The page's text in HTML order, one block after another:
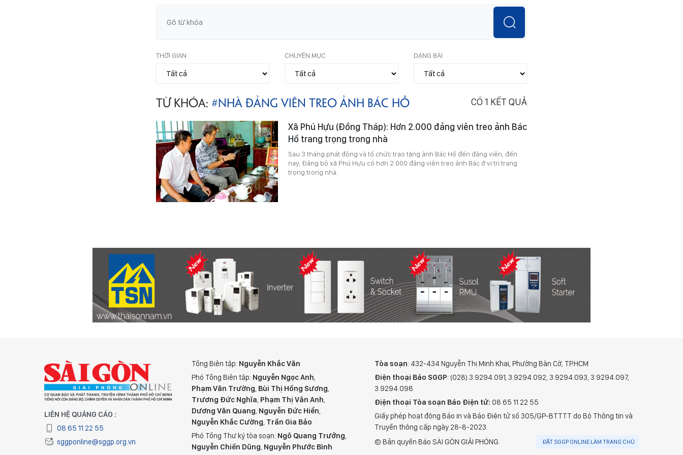
THỜI GIAN CHUYÊN MỤC DẠNG BÀI
TỪ KHÓA: #NHÀ ĐẢNG VIÊN TREO ẢNH BÁC HỒ CÓ 1 KẾT QUẢ
Xã Phú Hựu (Đồng Tháp): Hơn 2.000 đảng viên treo ảnh Bác
Hồ trang trọng trong nhà
Sau 3 tháng phát động và tổ chức trao tặng ảnh Bác Hồ đến đảng viên, đến
nay, Đảng bộ xã Phú Hựu có hơn 2.000 đảng viên treo ảnh Bác ở vị trí trang
trọng trong nhà.
LIÊN HỆ QUẢNG CÁO :
08 65 11 22 55
sggponline@sggp.org.vn
Tổng Biên tập: Nguyễn Khắc Văn
Phó Tổng Biên tập: Nguyễn Ngọc Anh,
Phạm Văn Trường, Bùi Thị Hồng Sương,
Trương Đức Nghĩa, Phạm Thị Vân Anh,
Dương Văn Quang, Nguyễn Đức Hiển,
Nguyễn Khắc Cường, Trần Gia Bảo
Phó Tổng Thư ký tòa soạn: Ngô Quang Trưởng,
Nguyễn Chiến Dũng, Nguyễn Phước Bình
Tòa soạn: 432-434 Nguyễn Thị Minh Khai, Phường Bàn Cờ, TP.HCM
Điện thoại Báo SGGP: (028) 3.9294.091, 3.9294.092, 3.9294.093, 3.9294.097,
3.9294.098
Điện thoại Tòa soạn Báo Điện tử: 08 65 11 22 55
Giấy phép hoạt động Báo in và Báo Điện tử số 305/GP-BTTTT do Bộ Thông tin và
Truyền thông cấp ngày 28-8-2023.
© Bản quyền Báo SÀI GÒN GIẢI PHÓNG.
ĐẶT SGGP ONLINE LÀM TRANG CHỦ